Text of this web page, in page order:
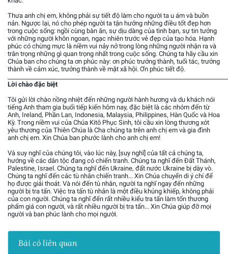
Thưa anh chị em, không phải sự tiết độ làm cho người ta u ám và buồn
nản. Ngược lại, nó cho phép người ta tận hưởng những điều tốt đẹp hơn
trong cuộc sống: ngồi cùng bàn ăn, sự dịu dàng của tình bạn, sự tin tưởng
với những người khôn ngoan, ngạc nhiên trước vẻ đẹp của tạo hóa. Hạnh
phúc có chừng mực là niềm vui nảy nở trong lòng những người nhận ra và
trân trọng những gì quan trọng nhất trong cuộc sống. Chúng ta hãy cầu xin
Chúa ban cho chúng ta ơn phúc này: ơn phúc trưởng thành, tuổi tác, trưởng
thành về cảm xúc, trưởng thành về mặt xã hội. Ơn phúc tiết độ.
Lời chào đặc biệt
Tôi gửi lời chào nồng nhiệt đến những người hành hương và du khách nói
tiếng Anh tham gia buổi tiếp kiến hôm nay, đặc biệt là các nhóm đến từ
Anh, Ireland, Phần Lan, Indonesia, Malaysia, Philippines, Hàn Quốc và Hoa
Kỳ. Trong niềm vui của Chúa Kitô Phục Sinh, tôi cầu xin lòng thương xót
yêu thương của Thiên Chúa là Cha chúng ta trên anh chị em và gia đình
anh chị em. Xin Chúa ban phước lành cho anh chị em!
Và suy nghĩ của chúng tôi, vào lúc này, [suy nghĩ] của tất cả chúng ta,
hướng về các dân tộc đang có chiến tranh. Chúng ta nghĩ đến Đất Thánh,
Palestine, Israel. Chúng ta nghĩ đến Ukraine, đất nước Ukraine bị dày vò.
Chúng ta nghĩ đến các tù nhân chiến tranh... Xin Chúa chuyển di ý chí để
họ được giải thoát. Và nói đến tù nhân, người ta nghĩ ngay đến những
người bị tra tấn. Việc tra tấn tù nhân là một điều khủng khiếp, không phải
của con người. Chúng ta nghĩ đến rất nhiều kiểu tra tấn làm tổn thương
phẩm giá con người, và rất nhiều người bị tra tấn... Xin Chúa giúp đỡ mọi
người và ban phúc lành cho mọi người.
Bài có liên quan